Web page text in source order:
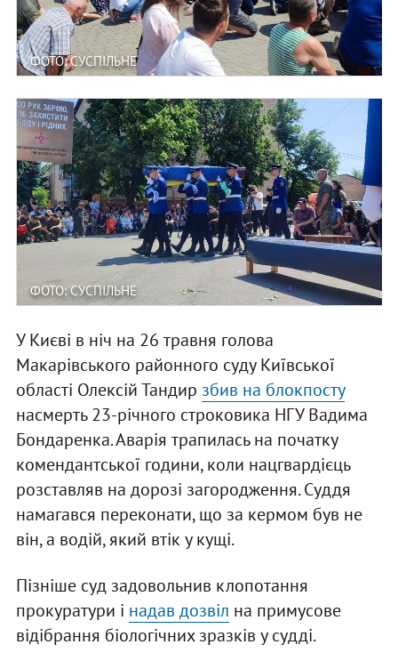
ФОТО: СУСПІЛЬНЕ
ФОТО: СУСПІЛЬНЕ
У Києві в ніч на 26 травня голова
Макарівського районного суду Київської
області Олексій Тандир збив на блокпосту
насмерть 23-річного строковика НГУ Вадима
Бондаренка. Аварія трапилась на початку
комендантської години, коли нацгвардієць
розставляв на дорозі загородження. Суддя
намагався переконати, що за кермом був не
він, а водій, який втік у кущі.
Пізніше суд задовольнив клопотання
прокуратури і надав дозвіл на примусове
відібрання біологічних зразків у судді.